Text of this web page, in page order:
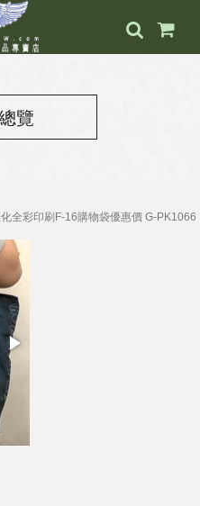
覽
全彩印刷F-16購物袋優惠價 G-PK1066